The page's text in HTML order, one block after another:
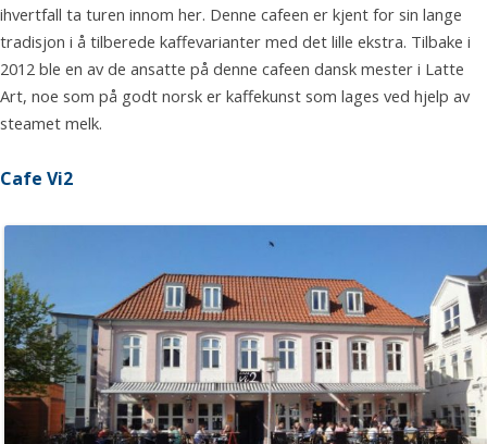
ihvertfall ta turen innom her. Denne cafeen er kjent for sin lange
tradisjon i å tilberede kaffevarianter med det lille ekstra. Tilbake i
2012 ble en av de ansatte på denne cafeen dansk mester i Latte
Art, noe som på godt norsk er kaffekunst som lages ved hjelp av
steamet melk.
Cafe Vi2